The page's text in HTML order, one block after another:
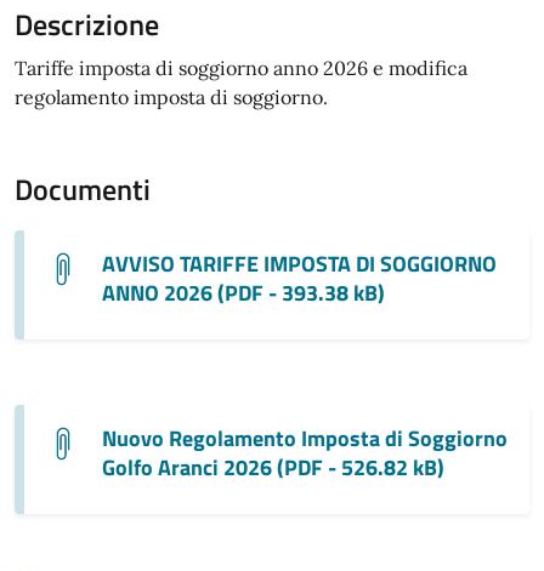
Descrizione
Tariffe imposta di soggiorno anno 2026 e modifica
regolamento imposta di soggiorno.
Documenti
AVVISO TARIFFE IMPOSTA DI SOGGIORNO
ANNO 2026 (PDF - 393.38 kB)
Nuovo Regolamento Imposta di Soggiorno
Golfo Aranci 2026 (PDF - 526.82 kB)